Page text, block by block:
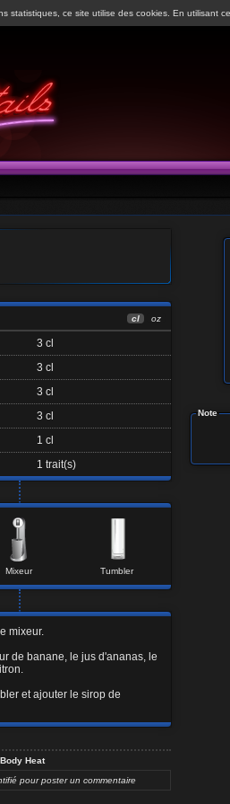
statistiques, ce site utilise des cookies. En utilisant
oz
cl
3 cl
3 cl
3 cl
3 cl
1 cl
1 trait(s)
Mixeur Tumbler
mixeur.
de banane, le jus d'ananas, le
et ajouter le sirop de
Heat
pour poster un commentaire
Note